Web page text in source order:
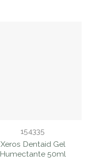
154335
Xeros Dentaid Gel
Humectante 50ml